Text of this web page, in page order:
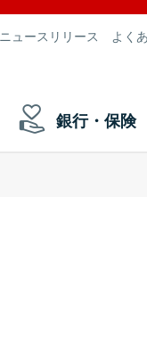
ニュースリリース よく
銀行・保険